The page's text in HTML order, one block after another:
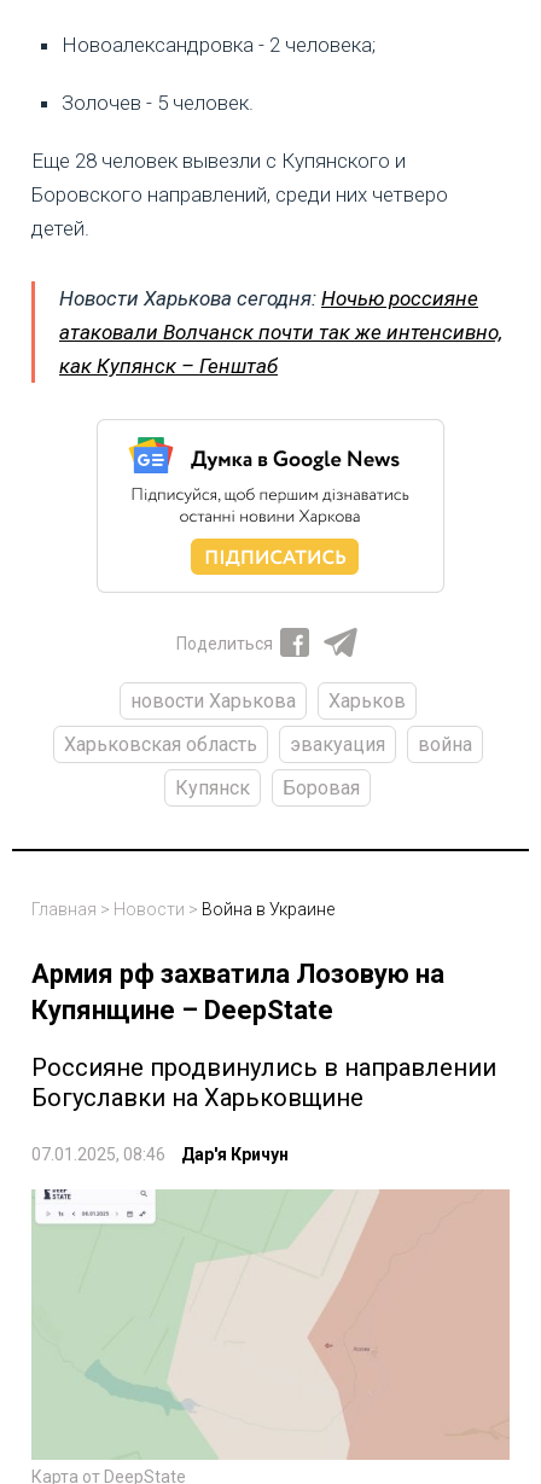
Новоалександровка - 2 человека;
Золочев - 5 человек.
Еще 28 человек вывезли с Купянского и
Боровского направлений, среди них четверо
детей.
Новости Харькова сегодня: Ночью россияне
атаковали Волчанск почти так же интенсивно,
как Купянск – Генштаб
Поделиться
новости Харькова
Харьков
Харьковская область
эвакуация
война
Купянск
Боровая
Главная > Новости > Война в Украине
Армия рф захватила Лозовую на
Купянщине – DeepState
Россияне продвинулись в направлении
Богуславки на Харьковщине
07.01.2025, 08:46 Дар'я Кричун
Карта от DeepState